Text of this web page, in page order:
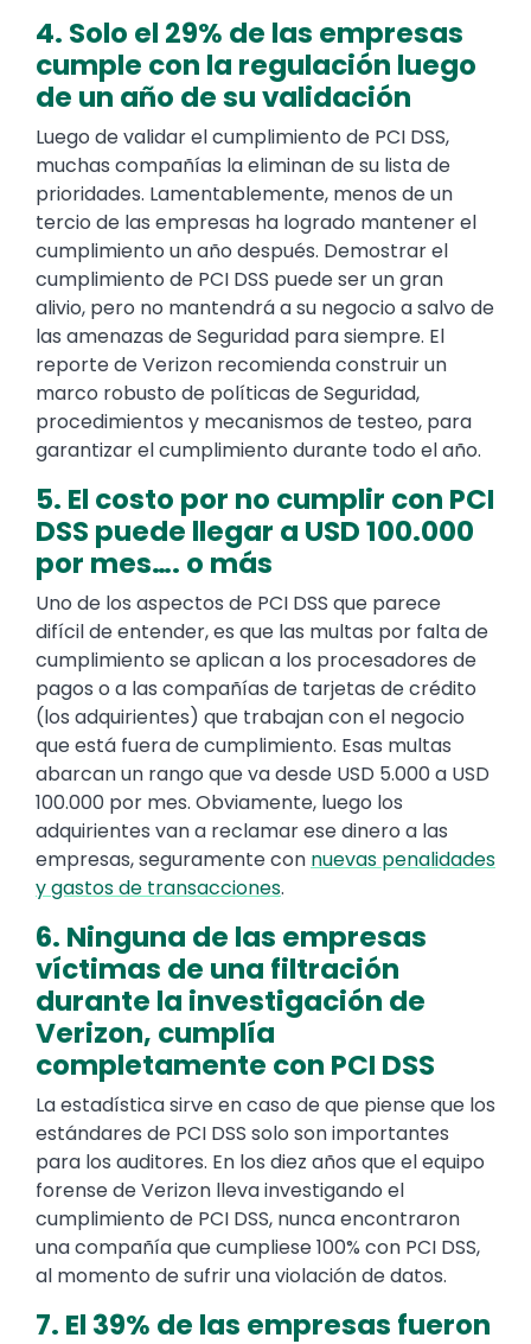
4. Solo el 29% de las empresas
cumple con la regulación luego
de un año de su validación
Luego de validar el cumplimiento de PCI DSS,
muchas compañías la eliminan de su lista de
prioridades. Lamentablemente, menos de un
tercio de las empresas ha logrado mantener el
cumplimiento un año después. Demostrar el
cumplimiento de PCI DSS puede ser un gran
alivio, pero no mantendrá a su negocio a salvo de
las amenazas de Seguridad para siempre. El
reporte de Verizon recomienda construir un
marco robusto de políticas de Seguridad,
procedimientos y mecanismos de testeo, para
garantizar el cumplimiento durante todo el año.
5. El costo por no cumplir con PCI
DSS puede llegar a USD 100.000
por mes…. o más
Uno de los aspectos de PCI DSS que parece
difícil de entender, es que las multas por falta de
cumplimiento se aplican a los procesadores de
pagos o a las compañías de tarjetas de crédito
(los adquirientes) que trabajan con el negocio
que está fuera de cumplimiento. Esas multas
abarcan un rango que va desde USD 5.000 a USD
100.000 por mes. Obviamente, luego los
adquirientes van a reclamar ese dinero a las
empresas, seguramente con nuevas penalidades
y gastos de transacciones.
6. Ninguna de las empresas
víctimas de una filtración
durante la investigación de
Verizon, cumplía
completamente con PCI DSS
La estadística sirve en caso de que piense que los
estándares de PCI DSS solo son importantes
para los auditores. En los diez años que el equipo
forense de Verizon lleva investigando el
cumplimiento de PCI DSS, nunca encontraron
una compañía que cumpliese 100% con PCI DSS,
al momento de sufrir una violación de datos.
7. El 39% de las empresas fueron